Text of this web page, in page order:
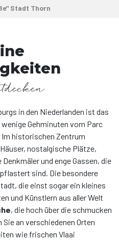
Stadt Thorn
in den Niederlanden ist das
wenige Gehminuten vom Parc
historischen Zentrum
nostalgische Plätze,
und enge Gassen, die
sind. Die besondere
die einst sogar ein kleines
und Künstlern aus aller Welt
, die hoch über die schmucken
an verschiedenen Orten
wie frischen Vlaai